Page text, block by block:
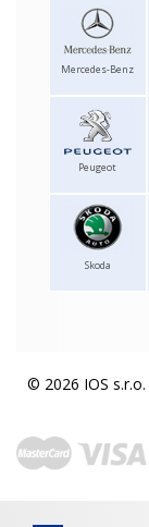
Mercedes-Benz
Peugeot
Skoda
© 2026 IOS s.r.o.